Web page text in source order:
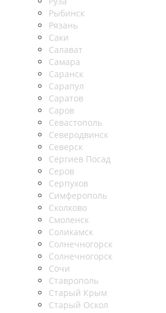
Рыбинск
Рязань
Саки
Салават
Самара
Саранск
Сарапул
Саратов
Саров
Севастополь
Северодвинск
Северск
Сергиев Посад
Серов
Серпухов
Симферополь
Сколково
Смоленск
Соликамск
Солнечногорск
Солнечногорск
Сочи
Ставрополь
Старый Крым
Старый Оскол